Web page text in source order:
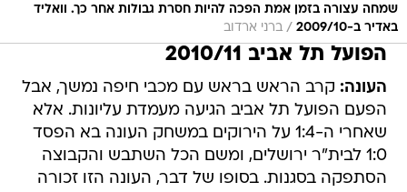
שמחה עצורה בזמן אמת הפכה להיות חסרת גבולות אחר כך. וואליד
באדיר ב-2009/10
/ ברני ארדוב
הפועל תל אביב 2010/11
העונה: קרב הראש בראש עם מכבי חיפה נמשך, אבל
הפעם הפועל תל אביב הגיעה מעמדת עליונות. אלא
שאחרי ה-1:4 על הירוקים במשחק העונה בא הפסד
1:0 לבית"ר ירושלים, ומשם הכל השתבש והקבוצה
הסתפקה בסגנות. בסופו של דבר, העונה הזו זכורה